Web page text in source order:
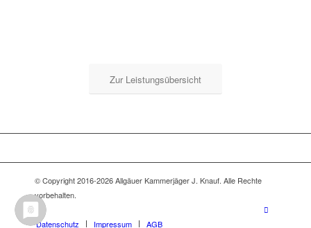
Zur Leistungsübersicht
© Copyright 2016-2026 Allgäuer Kammerjäger J. Knauf. Alle Rechte
vorbehalten.
Datenschutz Impressum AGB